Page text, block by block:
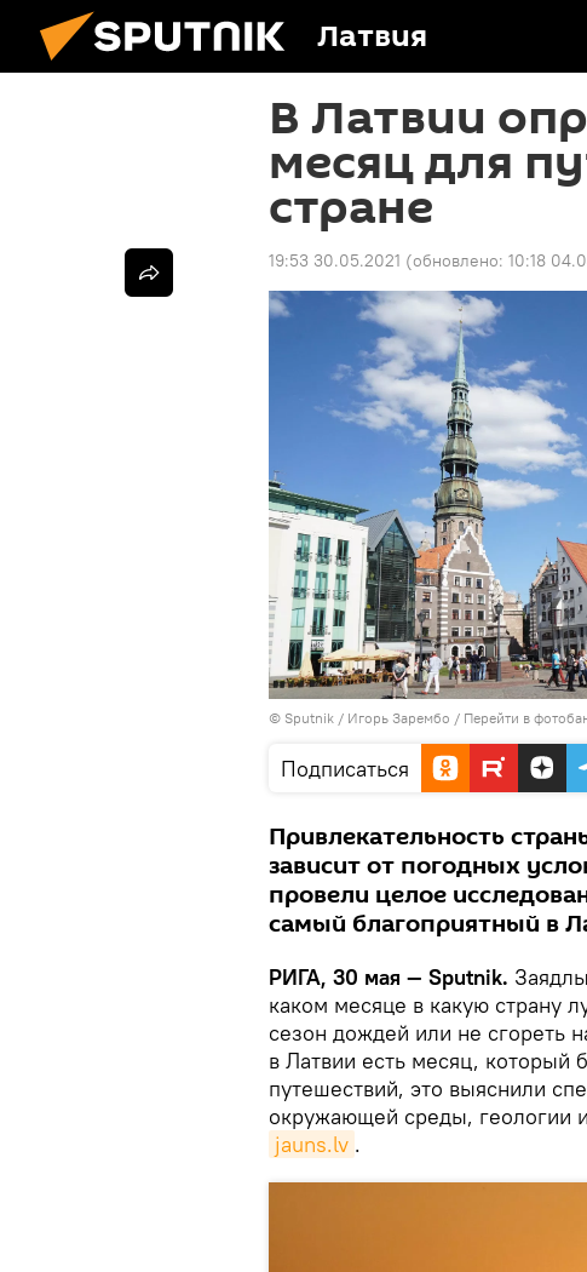
Латвия
В Латвии
месяц для
стране
19:53 30.05.2021 (обновлено: 10:18
© Sputnik / Игорь Зарембо / Перейти в
Подписаться
Привлекательность
зависит от погодных
провели целое
самый благоприятный в
РИГА, 30 мая — Sputnik.
каком месяце в какую страну
сезон дождей или не сгореть
в Латвии есть месяц, который
путешествий, это выяснили
окружающей среды,
jauns.lv .